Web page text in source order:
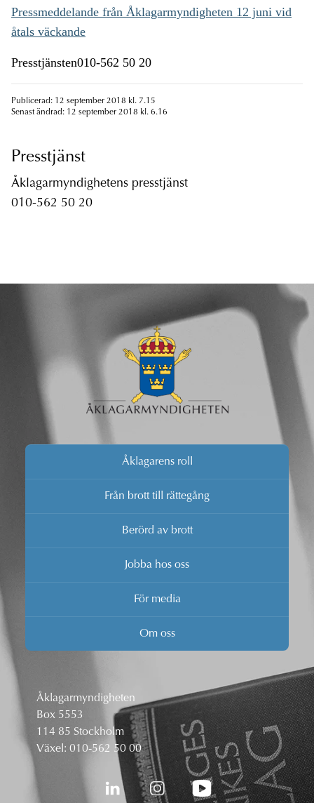
Pressmeddelande från Åklagarmyndigheten 12 juni vid
åtals väckande
Presstjänsten010-562 50 20
Publicerad: 12 september 2018 kl. 7.15
Senast ändrad: 12 september 2018 kl. 6.16
Presstjänst
Åklagarmyndighetens presstjänst
010-562 50 20
Åklagarens roll
Från brott till rättegång
Berörd av brott
Jobba hos oss
För media
Om oss
Åklagarmyndigheten
Box 5553
114 85 Stockholm
Växel: 010-562 50 00